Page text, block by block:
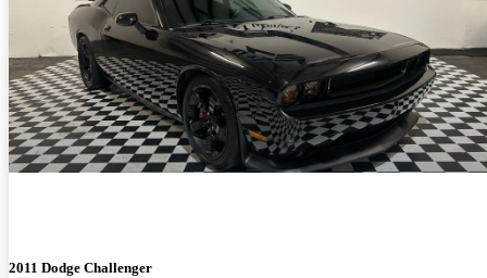
2011 Dodge Challenger